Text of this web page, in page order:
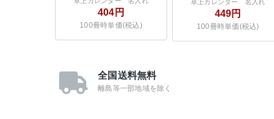
404円
100冊時単価(税込)
卓上カレンダー 名入れ
449円
100冊時単価(税込)
全国送料無料
離島等一部地域を除く